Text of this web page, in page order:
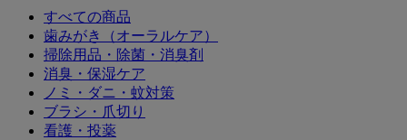
すべての商品
歯みがき（オーラルケア）
掃除用品・除菌・消臭剤
消臭・保湿ケア
ノミ・ダニ・蚊対策
ブラシ・爪切り
看護・投薬